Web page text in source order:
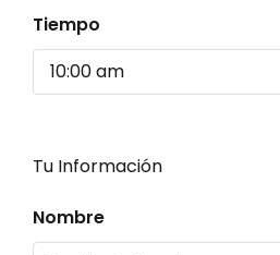
Tiempo
10:00 am
Tu Información
Nombre